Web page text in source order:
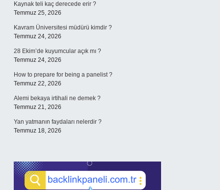
Kaynak teli kaç derecede erir ?
Temmuz 25, 2026
Kavram Üniversitesi müdürü kimdir ?
Temmuz 24, 2026
28 Ekim’de kuyumcular açık mı ?
Temmuz 24, 2026
How to prepare for being a panelist ?
Temmuz 22, 2026
Alemi bekaya irtihali ne demek ?
Temmuz 21, 2026
Yan yatmanın faydaları nelerdir ?
Temmuz 18, 2026